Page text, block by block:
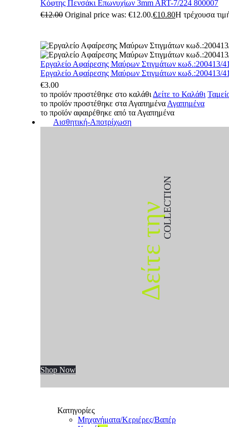
Κόφτης Πενσάκι Επωνυχίων 3mm ART-7/224 800007
€12.00 Original price was: €12.00.€10.80Η τρέχουσα
Εργαλείο Αφαίρεσης Μαύρων Στιγμάτων κωδ.:200413/
Εργαλείο Αφαίρεσης Μαύρων Στιγμάτων κωδ.:200413/
€3.00
το προϊόν προστέθηκε στο καλάθι Δείτε το Καλάθι
το προϊόν προστέθηκε στα Αγαπημένα Αγαπημένα
το προϊόν αφαιρέθηκε από τα Αγαπημένα
Αισθητική-Αποτρίχωση
Δείτε τηνCOLLECTION
Shop Now
Κατηγορίες
Μηχανήματα/Κεριέρες/Βαπέρ